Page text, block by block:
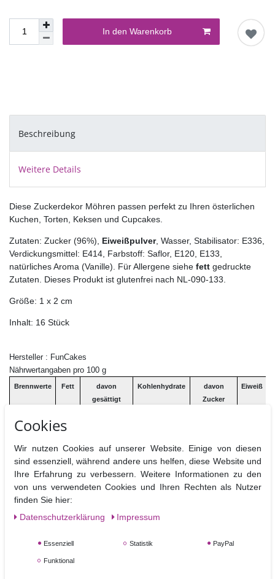
In den Warenkorb
Beschreibung
Weitere Details
Diese Zuckerdekor Möhren passen perfekt zu Ihren österlichen
Kuchen, Torten, Keksen und Cupcakes.
Zutaten: Zucker (96%), Eiweißpulver, Wasser, Stabilisator: E336,
Verdickungsmittel: E414, Farbstoff: Saflor, E120, E133,
natürliches Aroma (Vanille). Für Allergene siehe fett gedruckte
Zutaten. Dieses Produkt ist glutenfrei nach NL-090-133.
Größe: 1 x 2 cm
Inhalt: 16 Stück
Hersteller : FunCakes
Nährwertangaben pro 100 g
Brennwerte Fett
davon
gesättigt
Kohlenhydrate
davon
Zucker
Eiweiß
1667 kj /
Angesehene Produkte
NEUHEIT
Cookies
Wir nutzen Cookies auf unserer Website. Einige von diesen
sind essenziell, während andere uns helfen, diese Website und
Ihre Erfahrung zu verbessern. Weitere Informationen zu den
von uns verwendeten Cookies und Ihren Rechten als Nutzer
finden Sie hier:
Daten­schutz­erklärung
Impressum
Essenziell Statistik PayPal
Funktional